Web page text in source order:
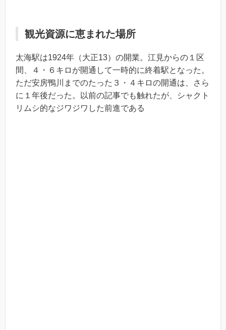
観光資源に恵まれた場所
太海駅は1924年（大正13）の開業。江見からの１区
間、４・６キロが開通して一時的に終着駅となった。
ただ安房鴨川までのたった３・４キロの開通は、さら
に１年後だった。以前の記事でも触れたが、シャクト
リムシ的なジワジワした前進である